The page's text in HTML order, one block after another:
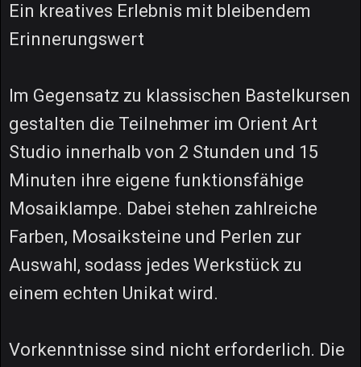
Ein kreatives Erlebnis mit bleibendem
Erinnerungswert
Im Gegensatz zu klassischen Bastelkursen
gestalten die Teilnehmer im Orient Art
Studio innerhalb von 2 Stunden und 15
Minuten ihre eigene funktionsfähige
Mosaiklampe. Dabei stehen zahlreiche
Farben, Mosaiksteine und Perlen zur
Auswahl, sodass jedes Werkstück zu
einem echten Unikat wird.
Vorkenntnisse sind nicht erforderlich. Die